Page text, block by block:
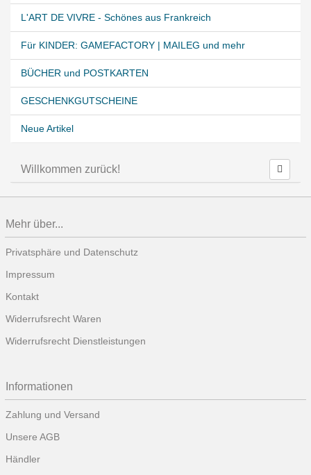
L'ART DE VIVRE - Schönes aus Frankreich
Für KINDER: GAMEFACTORY | MAILEG und mehr
BÜCHER und POSTKARTEN
GESCHENKGUTSCHEINE
Neue Artikel
Willkommen zurück!
Mehr über...
Privatsphäre und Datenschutz
Impressum
Kontakt
Widerrufsrecht Waren
Widerrufsrecht Dienstleistungen
Informationen
Zahlung und Versand
Unsere AGB
Händler